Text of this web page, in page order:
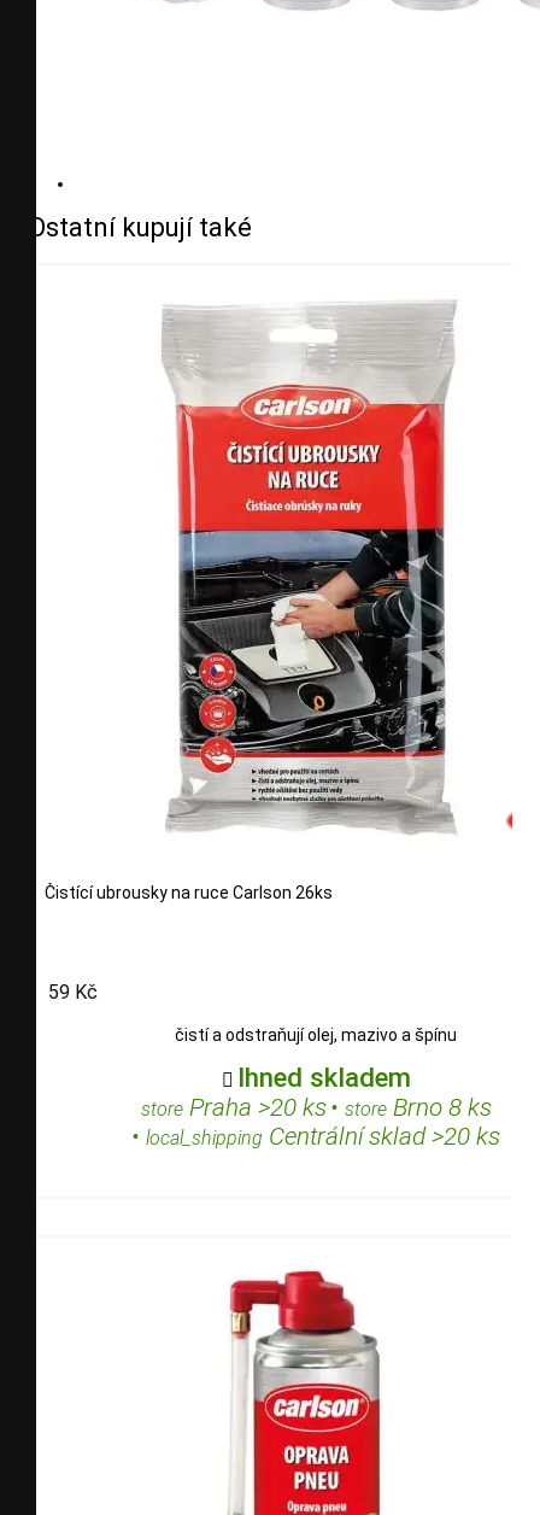
Ostatní kupují také
Čistící ubrousky na ruce Carlson 26ks
59 Kč
čistí a odstraňují olej, mazivo a špínu
 Ihned skladem
storePraha >20 ks• storeBrno 8 ks
• local_shipping Centrální sklad >20 ks